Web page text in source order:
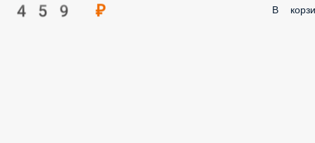
459 ₽ В